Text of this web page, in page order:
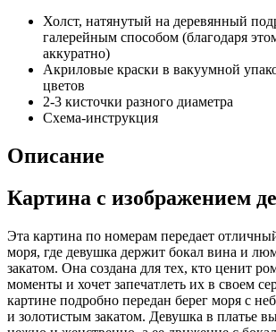
Холст, натянутый на деревянный
галерейным способом (благодаря
аккуратно)
Акриловые краски в вакуумной
цветов
2-3 кисточки разного диаметра
Схема-инструкция
Описание
Картина с изображением
Эта картина по номерам передает
моря, где девушка держит бокал вина и
закатом. Она создана для тех, кто ценит
моменты и хочет запечатлеть их в своем
картине подробно передан берег моря с
и золотистым закатом. Девушка в платье